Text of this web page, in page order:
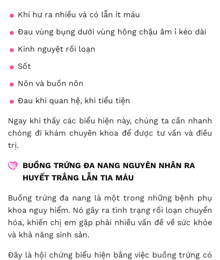
Khí hư ra nhiều và có lẫn ít máu
Đau vùng bụng dưới vùng hông chậu âm ỉ kéo dài
Kinh nguyệt rối loạn
Sốt
Nôn và buồn nôn
Đau khi quan hệ, khi tiểu tiện
Ngay khi thấy các biểu hiện này, chúng ta cần nhanh
chóng đi khám chuyên khoa để được tư vấn và điều
trị.
BUỒNG TRỨNG ĐA NANG NGUYÊN NHÂN RA
HUYẾT TRẮNG LẪN TIA MÁU
Buồng trứng đa nang là một trong những bệnh phụ
khoa nguy hiểm. Nó gây ra tình trạng rối loạn chuyển
hóa, khiến chị em gặp phải nhiều vấn đề về sức khỏe
và khả năng sinh sản.
Đây là hội chứng biểu hiện bằng việc buồng trứng có